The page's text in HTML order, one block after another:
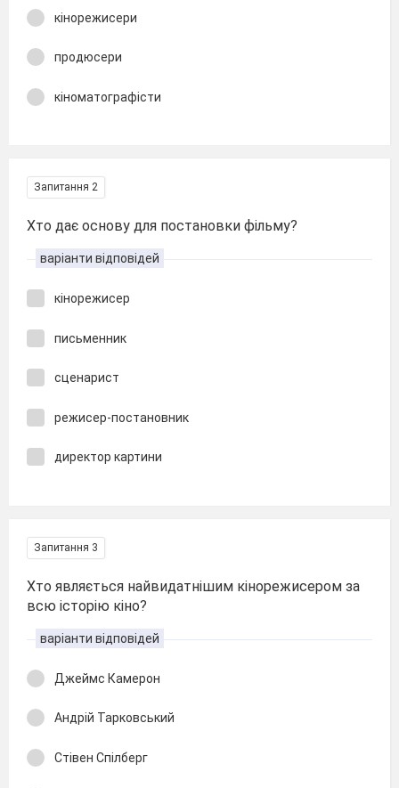
кінорежисери
продюсери
кіноматографісти
Запитання 2
Хто дає основу для постановки фільму?
варіанти відповідей
кінорежисер
письменник
сценарист
режисер-постановник
директор картини
Запитання 3
Хто являється найвидатнішим кінорежисером за
всю історію кіно?
варіанти відповідей
Джеймс Камерон
Андрій Тарковський
Стівен Спілберг